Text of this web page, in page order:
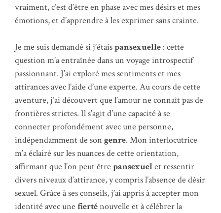
vraiment, c’est d’être en phase avec mes désirs et mes
émotions, et d’apprendre à les exprimer sans crainte.
Je me suis demandé si j’étaispansexuelle : cette
question m’a entraînée dans un voyage introspectif
passionnant. J’ai exploré mes sentiments et mes
attirances avec l’aide d’une experte. Au cours de cette
aventure, j’ai découvert que l’amour ne connaît pas de
frontières strictes. Il s’agit d’une capacité à se
connecter profondément avec une personne,
indépendamment de son genre. Mon interlocutrice
m’a éclairé sur les nuances de cette orientation,
affirmant que l’on peut être pansexuelet ressentir
divers niveaux d’attirance, y compris l’absence de désir
sexuel. Grâce à ses conseils, j’ai appris à accepter mon
identité avec une fierténouvelle et à célébrer la